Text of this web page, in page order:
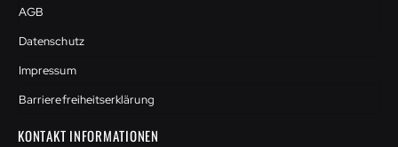
AGB
Datenschutz
Impressum
Barrierefreiheitserklärung
KONTAKT INFORMATIONEN